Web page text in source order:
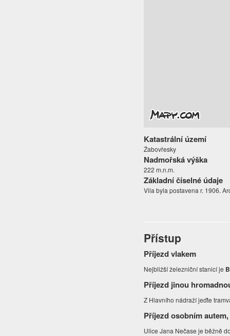
Katastrální území
Žabovřesky
Nadmořská výška
222 m.n.m.
Základní číselné údaje
Vila byla postavena r. 1906.
Přístup
Příjezd vlakem
Nejbližší železniční stanicí je
Příjezd jinou
Z Hlavního nádraží jeďte
Příjezd osobním
Ulice Jana Nečase je běžně